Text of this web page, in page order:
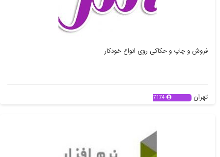
فروش و چاپ و حکاکی روی انواع خودکار
تهران 7174